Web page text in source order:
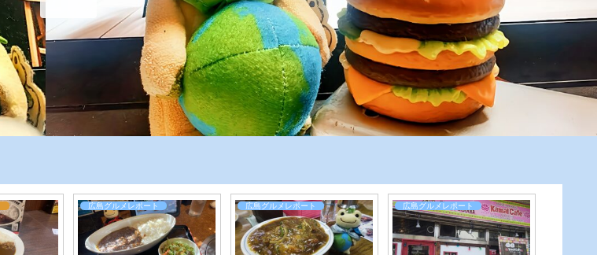
広島グルメレポート 広島グルメレポート 広島グルメレポート